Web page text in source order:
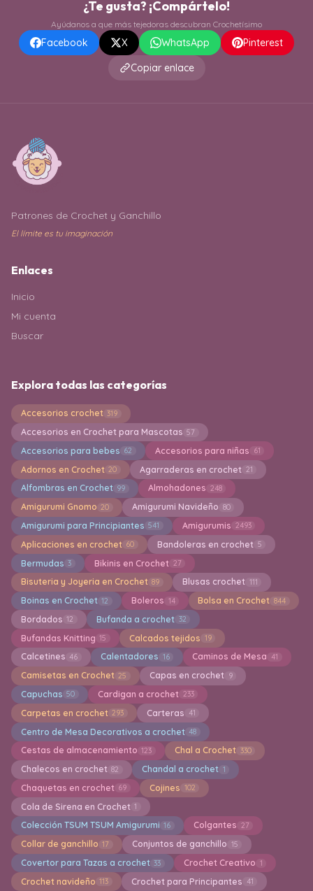
¿Te gusta? ¡Compártelo!
Ayúdanos a que más tejedoras descubran Crochetísimo
Facebook X WhatsApp
Pinterest
Copiar enlace
Patrones de Crochet y Ganchillo
El límite es tu imaginación
Enlaces
Inicio
Mi cuenta
Buscar
Explora todas las categorías
Accesorios crochet 319
Accesorios en Crochet para Mascotas 57
Accesorios para bebes 62 Accesorios para niñas 61
Adornos en Crochet 20 Agarraderas en crochet 21
Alfombras en Crochet 99 Almohadones 248
Amigurumi Gnomo 20 Amigurumi Navideño 80
Amigurumi para Principiantes 541 Amigurumis 2493
Aplicaciones en crochet 60 Bandoleras en crochet 5
Bermudas 3 Bikinis en Crochet 27
Bisuteria y Joyeria en Crochet 89 Blusas crochet 111
Boinas en Crochet 12 Boleros 14 Bolsa en Crochet 844
Bordados 12 Bufanda a crochet 32
Bufandas Knitting 15 Calcados tejidos 19
Calcetines 46 Calentadores 16 Caminos de Mesa 41
Camisetas en Crochet 25 Capas en crochet 9
Capuchas 50 Cardigan a crochet 233
Carpetas en crochet 293 Carteras 41
Centro de Mesa Decorativos a crochet 48
Cestas de almacenamiento 123 Chal a Crochet 330
Chalecos en crochet 82 Chandal a crochet 1
Chaquetas en crochet 69 Cojines 102
Cola de Sirena en Crochet 1
Colección TSUM TSUM Amigurumi 16 Colgantes 27
Collar de ganchillo 17 Conjuntos de ganchillo 15
Covertor para Tazas a crochet 33 Crochet Creativo 1
Crochet navideño 113 Crochet para Principantes 41